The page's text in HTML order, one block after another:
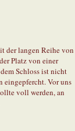
der langen Reihe von
Platz von einer
Schloss ist nicht
eingepfercht. Vor uns
voll werden, an